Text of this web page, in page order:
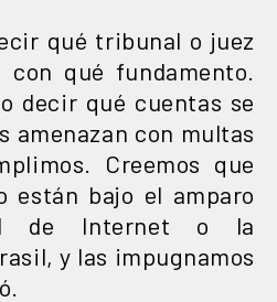
qué tribunal o juez
qué fundamento.
decir qué cuentas se
amenazan con multas
Creemos que
están bajo el amparo
de Internet o la
y las impugnamos